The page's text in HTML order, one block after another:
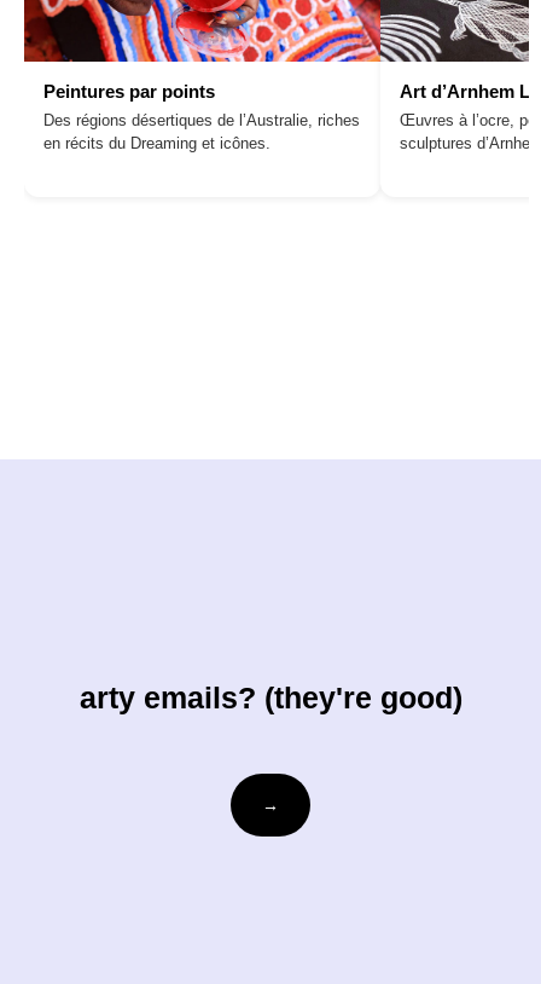
Peintures par points
Des régions désertiques de l’Australie, riches
en récits du Dreaming et icônes.
Art d’Arnhem
Œuvres à l’ocre,
sculptures
arty emails? (they're good)
votre-
courriel@exemple.com
→